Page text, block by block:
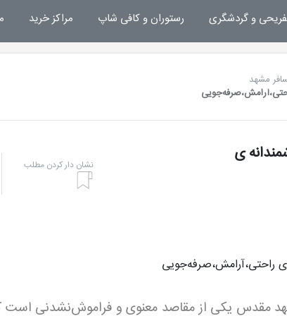
و گردشگری رستوران و کافی شاپ مراکز خرید
مشهد
هوشمندانه ی
نشان دار کردن مطلب
مقدس یکی از مقاصد معنوی و فراموش‌نشدنی است
هتل بشری مشهد